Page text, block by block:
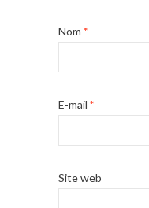
Nom *
E-mail *
Site web